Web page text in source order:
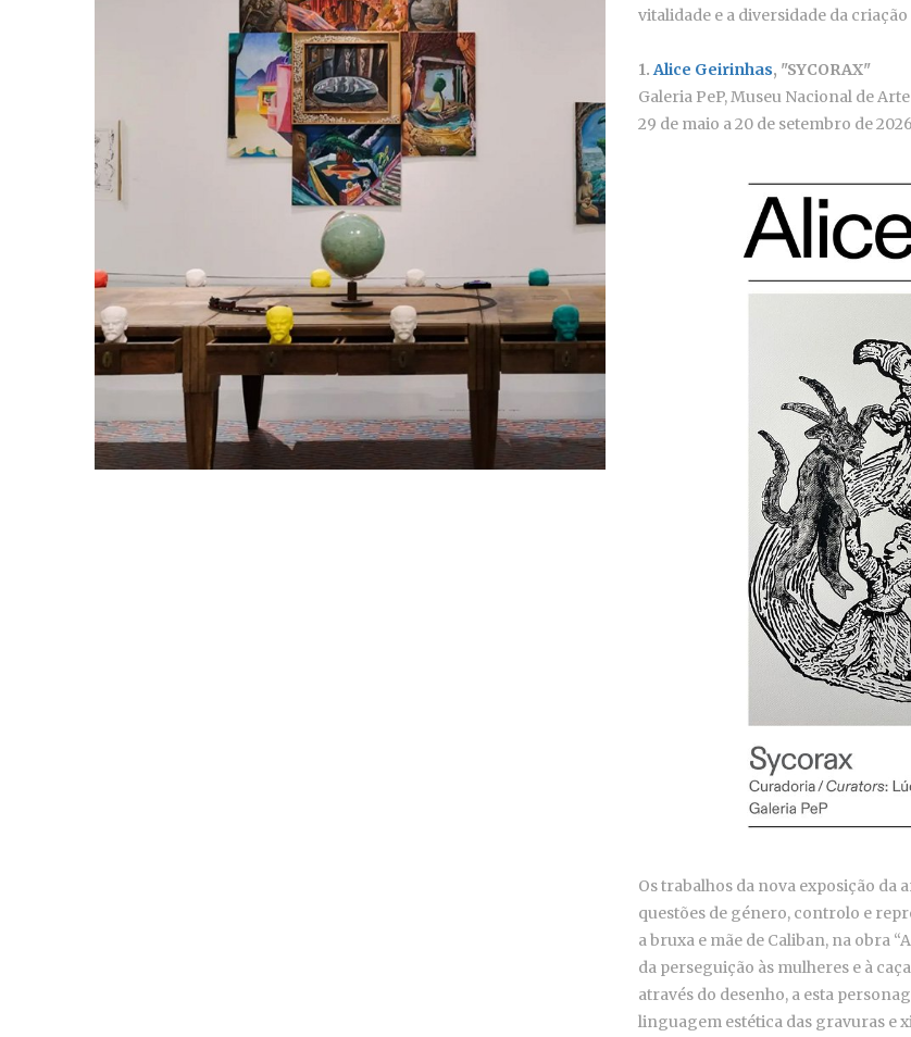
vitalidade e a diversidade da
1.Alice Geirinhas, "SYCORAX"
Galeria PeP, Museu Nacional de
29 de maio a 20 de setembro de 2026
Os trabalhos da nova exposição da
questões de género, controlo e
a bruxa e mãe de Caliban, na obra
da perseguição às mulheres e à
através do desenho, a esta
linguagem estética das gravuras e